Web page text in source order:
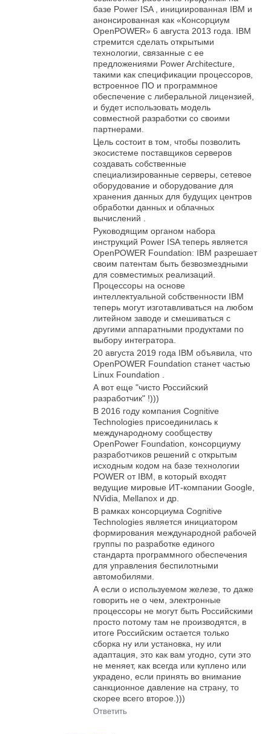
базе Power ISA , инициированная IBM и
анонсированная как «Консорциум
OpenPOWER» 6 августа 2013 года. IBM
стремится сделать открытыми
технологии, связанные с ее
предложениями Power Architecture,
такими как спецификации процессоров,
встроенное ПО и программное
обеспечение с либеральной лицензией,
и будет использовать модель
совместной разработки со своими
партнерами.
Цель состоит в том, чтобы позволить
экосистеме поставщиков серверов
создавать собственные
специализированные серверы, сетевое
оборудование и оборудование для
хранения данных для будущих центров
обработки данных и облачных
вычислений .
Руководящим органом набора
инструкций Power ISA теперь является
OpenPOWER Foundation: IBM разрешает
своим патентам быть безвозмездными
для совместимых реализаций.
Процессоры на основе
интеллектуальной собственности IBM
теперь могут изготавливаться на любом
литейном заводе и смешиваться с
другими аппаратными продуктами по
выбору интегратора.
20 августа 2019 года IBM объявила, что
OpenPOWER Foundation станет частью
Linux Foundation .
А вот еще "чисто Российский
разработчик" !)))
В 2016 году компания Cognitive
Technologies присоединилась к
международному сообществу
OpenPower Foundation, консорциуму
разработчиков решений с открытым
исходным кодом на базе технологии
POWER от IBM, в который входят
ведущие мировые ИТ-компании Google,
NVidia, Mellanox и др.
В рамках консорциума Cognitive
Technologies является инициатором
формирования международной рабочей
группы по разработке единого
стандарта программного обеспечения
для управления беспилотными
автомобилями.
А если о используемом железе, то даже
говорить не о чем, электронные
процессоры не могут быть Российскими
просто потому там не производятся, в
итоге Российским остается только
сборка ну или установка, ну или
адаптация, это как вам угодно, сути это
не меняет, как всегда или куплено или
украдено, если принять во внимание
санкционное давление на страну, то
скорее всего второе.)))
Ответить